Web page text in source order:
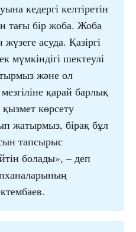
кедергі келтіретін
тағы бір жоба. Жоба
асуда. Қазіргі
мүмкіндігі шектеулі
және ол
қарай барлық
көрсету
жатырмыз, бірақ бұл
тапсырыс
болады», – деп